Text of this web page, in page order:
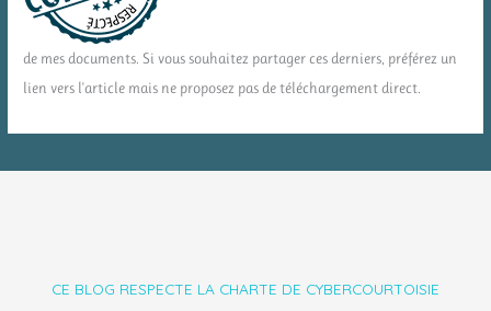
de mes documents. Si vous souhaitez partager ces derniers, préférez un
lien vers l'article mais ne proposez pas de téléchargement direct.
CE BLOG RESPECTE LA CHARTE DE CYBERCOURTOISIE